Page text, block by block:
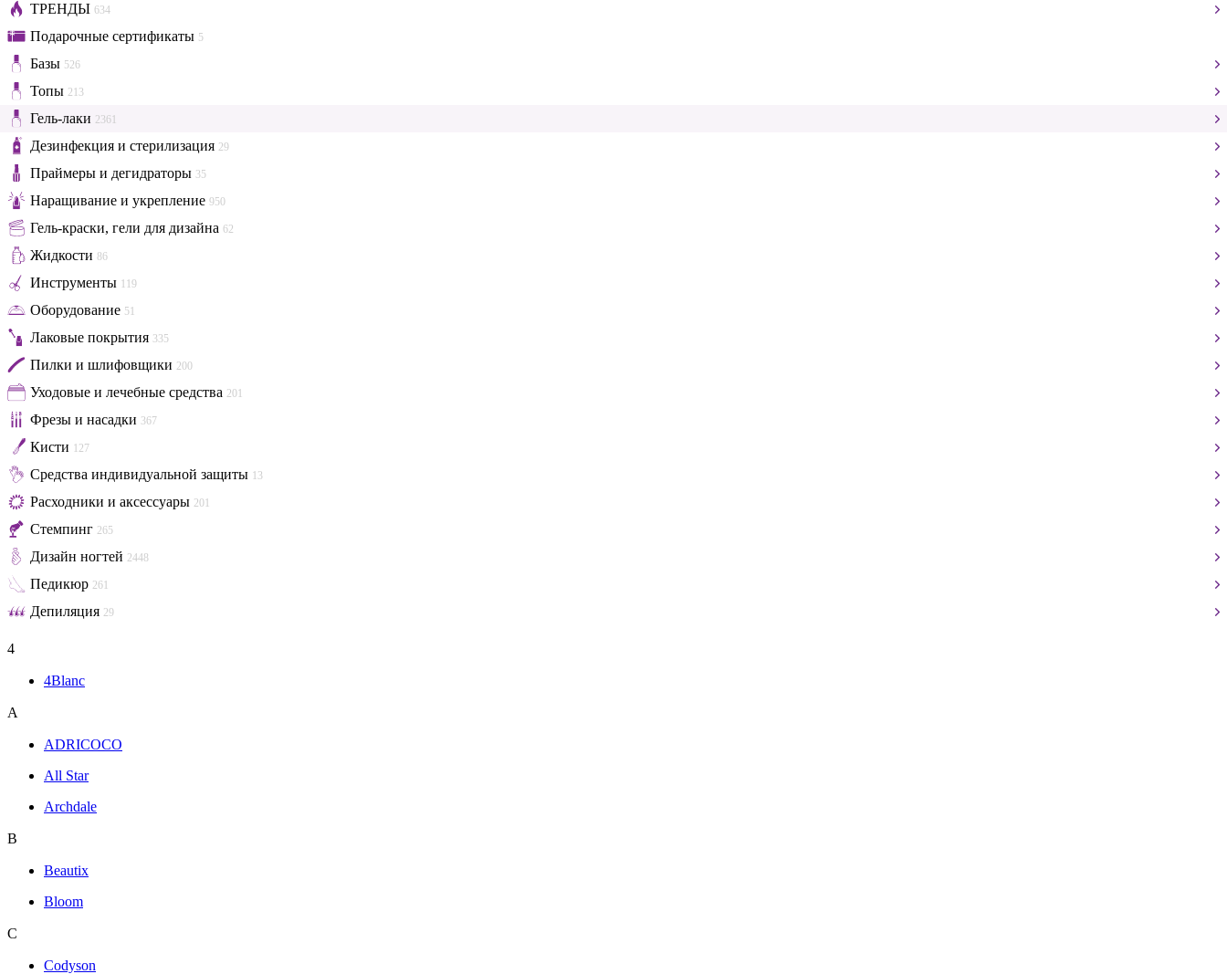
ТРЕНДЫ 634
Подарочные сертификаты 5
Базы 526
Топы 213
Гель-лаки 2361
Дезинфекция и стерилизация 29
Праймеры и дегидраторы 35
Наращивание и укрепление 950
Гель-краски, гели для дизайна 62
Жидкости 86
Инструменты 119
Оборудование 51
Лаковые покрытия 335
Пилки и шлифовщики 200
Уходовые и лечебные средства 201
Фрезы и насадки 367
Кисти 127
Средства индивидуальной защиты 13
Расходники и аксессуары 201
Стемпинг 265
Дизайн ногтей 2448
Педикюр 261
Депиляция 29
4
4Blanc
A
ADRICOCO
All Star
Archdale
B
Beautix
Bloom
C
Codyson